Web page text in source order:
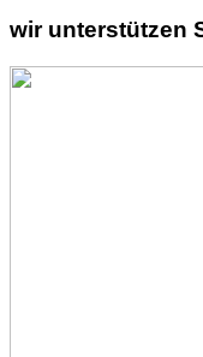
wir unterstützen